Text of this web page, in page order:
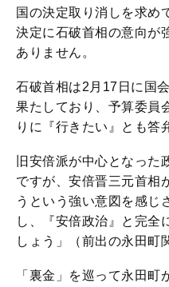
国の決定取り消しを求め
決定に石破首相の意向が
ありません。
石破首相は2月17日に国
果たしており、予算委員
りに『行きたい』とも答
旧安倍派が中心となった
ですが、安倍晋三元首相
うという強い意図を感じ
し、『安倍政治』と完全
しょう」（前出の永田町
「裏金」を巡って永田